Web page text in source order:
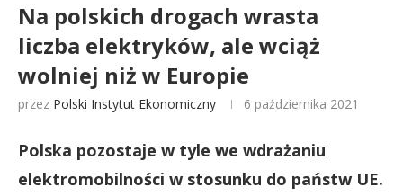
Na polskich drogach wrasta
liczba elektryków, ale wciąż
wolniej niż w Europie
przez Polski Instytut Ekonomiczny 6 października 2021
Polska pozostaje w tyle we wdrażaniu
elektromobilności w stosunku do państw UE.